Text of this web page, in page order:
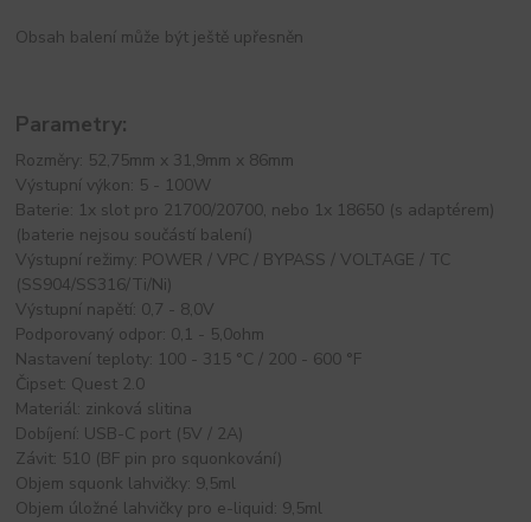
Obsah balení může být ještě upřesněn
Parametry:
Rozměry: 52,75mm x 31,9mm x 86mm
Výstupní výkon: 5 - 100W
Baterie: 1x slot pro 21700/20700, nebo 1x 18650 (s adaptérem)
(baterie nejsou součástí balení)
Výstupní režimy: POWER / VPC / BYPASS / VOLTAGE / TC
(SS904/SS316/Ti/Ni)
Výstupní napětí: 0,7 - 8,0V
Podporovaný odpor: 0,1 - 5,0ohm
Nastavení teploty: 100 - 315 °C / 200 - 600 °F
Čipset: Quest 2.0
Materiál: zinková slitina
Dobíjení: USB-C port (5V / 2A)
Závit: 510 (BF pin pro squonkování)
Objem squonk lahvičky: 9,5ml
Objem úložné lahvičky pro e-liquid: 9,5ml